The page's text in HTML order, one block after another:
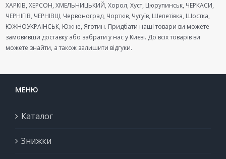
ХАРКІВ, ХЕРСОН, ХМЕЛЬНИЦЬКИЙ, Хорол, Хуст, Цюрупинськ, ЧЕРКАСИ,
ЧЕРНІГІВ, ЧЕРНІВЦІ, Червоноград, Чортків, Чугуїв, Шепетівка, Шостка,
ЮЖНОУКРАЇНСЬК, Южне, Яготин. Придбати наші товари ви можете
замовивши доставку або забрати у нас у Києві. До всіх товарів ви
можете знайти, а також залишити відгуки.
МЕНЮ
Каталог
Знижки